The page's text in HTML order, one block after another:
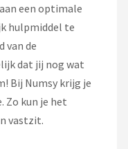
een optimale
hulpmiddel te
van de
dat jij nog wat
Bij Numsy krijg je
Zo kun je het
vastzit.